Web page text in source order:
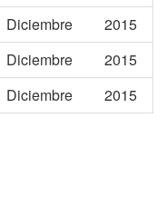
Diciembre
2015
Diciembre
2015
Diciembre 2015